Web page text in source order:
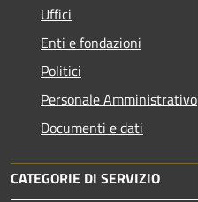
Uffici
Enti e fondazioni
Politici
Personale Amministrativo
Documenti e dati
CATEGORIE DI SERVIZIO